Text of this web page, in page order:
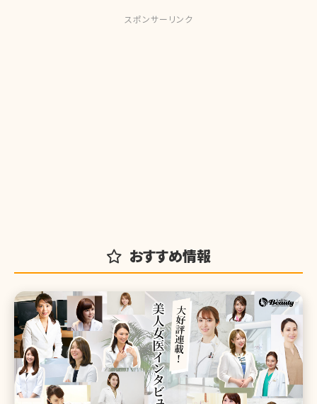
スポンサーリンク
おすすめ情報